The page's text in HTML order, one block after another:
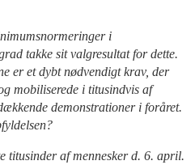
i
takke sit valgresultat for dette.
er et dybt nødvendigt krav, der
mobiliserede i titusindvis af
demonstrationer i foråret.
titusinder af mennesker d. 6. april.